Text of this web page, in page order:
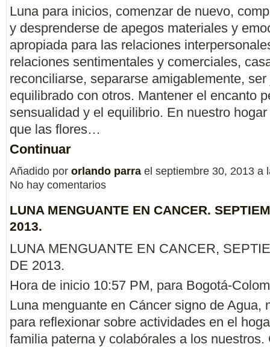
Luna para inicios, comenzar de nuevo,
y desprenderse de apegos materiales y
apropiada para las relaciones
relaciones sentimentales y comerciales,
reconciliarse, separarse amigablemente,
equilibrado con otros. Mantener el encanto
sensualidad y el equilibrio. En nuestro
que las flores…
Continuar
Añadido por orlando parra el septiembre 30, 2013
No hay comentarios
LUNA MENGUANTE EN CANCER.
2013.
LUNA MENGUANTE EN CANCER,
DE 2013.
Hora de inicio 10:57 PM, para Bogotá-
Luna menguante en Cáncer signo de Agua,
para reflexionar sobre actividades en el
familia paterna y colabórales a los nuestros.